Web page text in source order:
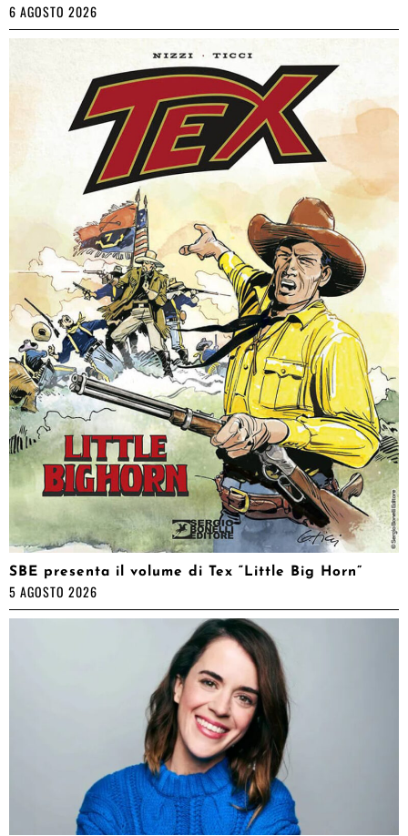
6 AGOSTO 2026
SBE presenta il volume di Tex “Little Big Horn”
5 AGOSTO 2026